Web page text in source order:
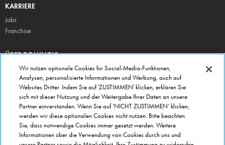
KARRIERE
Jobs
Franchise
ÜBER DOMINO'S
Storesuche
Presse
Domino's App
Unternehmen
Geschenkgutscheine
Cookie Einstellungen
Wir nutzen optionale Cookies für Social-Media-Funktionen,
Analysen, personalisierte Informationen und Werbung, auch auf
Websites Dritter. Indem Sie auf 'ZUSTIMMEN' klicken, erklären Sie
sich mit dieser Nutzung und der Weitergabe Ihrer Daten an unsere
Partner einverstanden. Wenn Sie auf ‘NICHT ZUSTIMMEN’ klicken,
werden wir diese optionalen Cookies nicht nutzen. Bitte beachten
Sie, dass notwendige Cookies immer gesetzt werden. Weitere
Informationen über die Verwendung von Cookies durch uns und